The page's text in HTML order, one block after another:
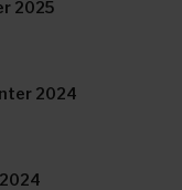
2025
2024